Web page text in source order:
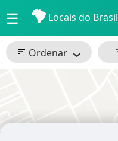
☰ Locais do Brasil
Ordenar